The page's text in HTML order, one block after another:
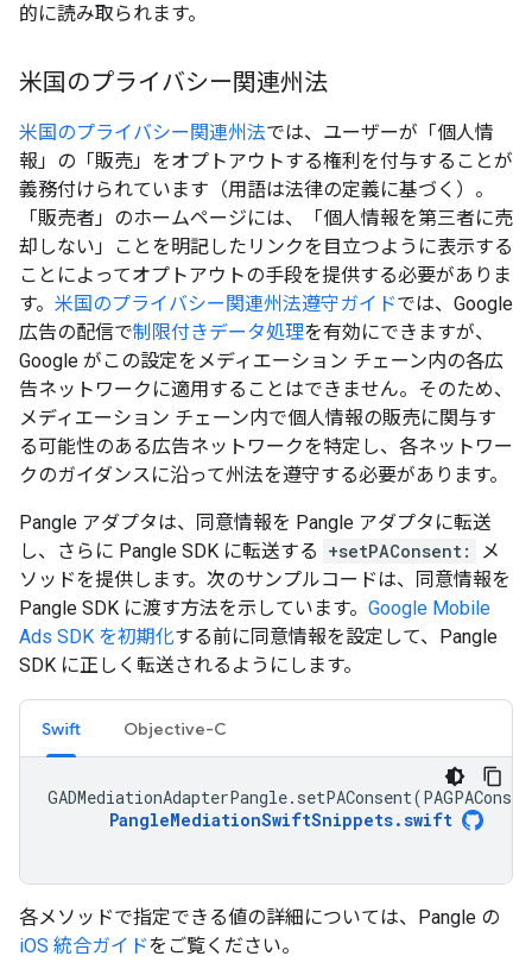
的に読み取られます。
米国のプライバシー関連州法
米国のプライバシー関連州法では、ユーザーが「個人情
報」の「販売」をオプトアウトする権利を付与することが
義務付けられています（用語は法律の定義に基づく）。
「販売者」のホームページには、「個人情報を第三者に売
却しない」ことを明記したリンクを目立つように表示する
ことによってオプトアウトの手段を提供する必要がありま
す。 米国のプライバシー関連州法遵守ガイドでは、Google
広告の配信で制限付きデータ処理を有効にできますが、
Google がこの設定をメディエーション チェーン内の各広
告ネットワークに適用することはできません。そのため、
メディエーション チェーン内で個人情報の販売に関与す
る可能性のある広告ネットワークを特定し、各ネットワー
クのガイダンスに沿って州法を遵守する必要があります。
Pangle アダプタは、同意情報を Pangle アダプタに転送
し、さらに Pangle SDK に転送する +setPAConsent:
メ
ソッドを提供します。次のサンプルコードは、同意情報を
Pangle SDK に渡す方法を示しています。 Google Mobile
Ads SDK を初期化する前に同意情報を設定して、Pangle
SDK に正しく転送されるようにします。
Swift Objective-C
GADMediationAdapterPangle. setPAConsent(
PangleMediationSwiftSnippets.swift
各メソッドで指定できる値の詳細については、Pangle の
iOS 統合ガイドをご覧ください。